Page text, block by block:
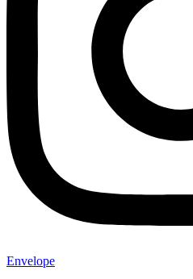
Envelope